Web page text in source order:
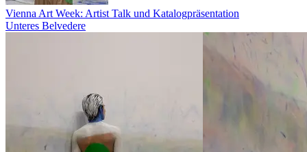
Vienna Art Week: Artist Talk und Katalogpräsentation
Unteres Belvedere